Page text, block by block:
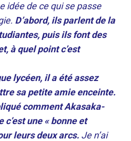
idée de ce qui se passe
D’abord, ils parlent de la
puis ils font des
à quel point c’est
lycéen, il a été assez
sa petite amie enceinte.
comment Akasaka-
c’est une « bonne et
leurs deux arcs. Je n’ai